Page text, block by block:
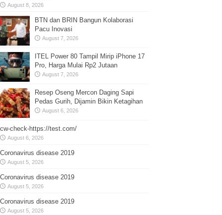
August 8, 2026
BTN dan BRIN Bangun Kolaborasi
Pacu Inovasi
August 7, 2026
ITEL Power 80 Tampil Mirip iPhone 17
Pro, Harga Mulai Rp2 Jutaan
August 7, 2026
Resep Oseng Mercon Daging Sapi
Pedas Gurih, Dijamin Bikin Ketagihan
August 6, 2026
cw-check-https://test.com/
August 6, 2026
Coronavirus disease 2019
August 5, 2026
Coronavirus disease 2019
August 5, 2026
Coronavirus disease 2019
August 5, 2026